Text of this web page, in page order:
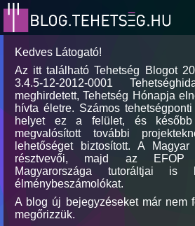
Kedves Látogató!
Az itt található Tehetség Blogot
3.4.5-12-2012-0001
meghirdetett, Tehetség Hónapja
hívta életre. Számos
helyet ez a felület, és később
megvalósított további
lehetőséget biztosított. A
résztvevői, majd az EFOP
Magyarországa tutoráltjai
élménybeszámolókat.
A blog új bejegyzéseket már nem
megőrizzük.